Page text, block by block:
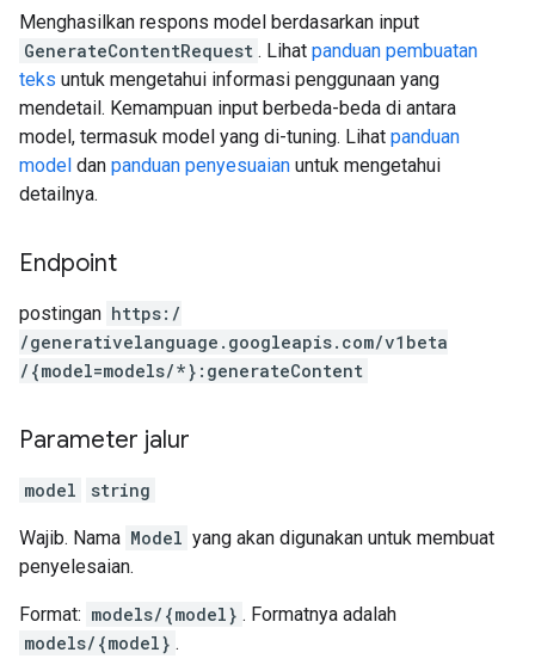
Menghasilkan respons model berdasarkan input
GenerateContentRequest . Lihat panduan pembuatan
teks untuk mengetahui informasi penggunaan yang
mendetail. Kemampuan input berbeda-beda di antara
model, termasuk model yang di-tuning. Lihat panduan
model dan panduan penyesuaian untuk mengetahui
detailnya.
Endpoint
postingan https: /
/generativelanguage.googleapis.com/v1beta
/{model=models/*}:generateContent
Parameter jalur
model string
Wajib. Nama Model yang akan digunakan untuk membuat
penyelesaian.
Format: models/{model} . Formatnya adalah
models/{model} .